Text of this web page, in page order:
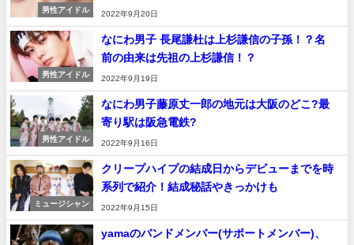
男性アイドル
2022年9月20日
男性アイドル
なにわ男子 長尾謙杜は上杉謙信の子孫！？名
前の由来は先祖の上杉謙信！？
2022年9月19日
男性アイドル
なにわ男子藤原丈一郎の地元は大阪のどこ?最
寄り駅は阪急電鉄?
2022年9月16日
ミュージシャン
クリープハイプの結成日からデビューまでを時
系列で紹介！結成秘話やきっかけも
2022年9月15日
yamaのバンドメンバー(サポートメンバー)、